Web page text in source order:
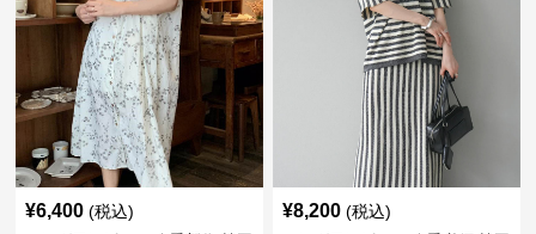
¥6,400 (税込)
ロングワンピース 今季新作 韓国
風 小花柄シャツワンピース
(税込)
ロングワンピース 今季必須 韓国
風 ボーダーニット マキシ丈 ２
点セットアップ